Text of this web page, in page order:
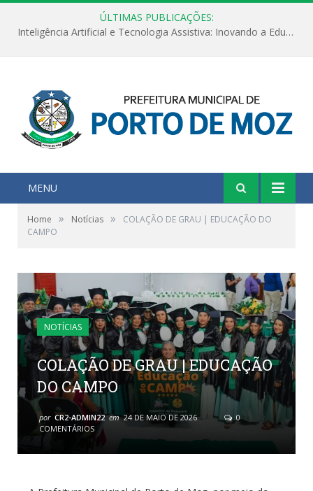
ÚLTIMAS PUBLICAÇÕES:
Inteligência Artificial e Tecnologia Assistiva: Inovando a Educação Especial e Inclusiva
MENU
Home » Notícias »
COLAÇÃO DE GRAU | EDUCAÇÃO DO
CAMPO
NOTÍCIAS
COLAÇÃO DE GRAU | EDUCAÇÃO
DO CAMPO
por CR2-ADMIN22 em 24 DE MAIO DE 2026
0
COMENTÁRIOS